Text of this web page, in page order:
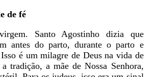
de fé
Santo Agostinho dizia que
antes do parto, durante o parto e
é um milagre de Deus na vida de
tradição, a mãe de Nossa Senhora,